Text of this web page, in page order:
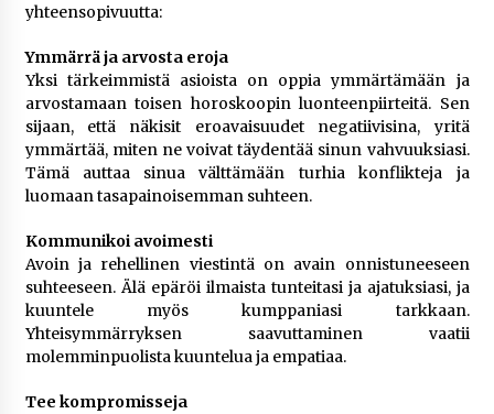
yhteensopivuutta:
Ymmärrä ja arvosta eroja
Yksi tärkeimmistä asioista on oppia ymmärtämään ja
arvostamaan toisen horoskoopin luonteenpiirteitä. Sen
sijaan, että näkisit eroavaisuudet negatiivisina, yritä
ymmärtää, miten ne voivat täydentää sinun vahvuuksiasi.
Tämä auttaa sinua välttämään turhia konflikteja ja
luomaan tasapainoisemman suhteen.
Kommunikoi avoimesti
Avoin ja rehellinen viestintä on avain onnistuneeseen
suhteeseen. Älä epäröi ilmaista tunteitasi ja ajatuksiasi, ja
kuuntele myös kumppaniasi tarkkaan.
Yhteisymmärryksen saavuttaminen vaatii
molemminpuolista kuuntelua ja empatiaa.
Tee kompromisseja